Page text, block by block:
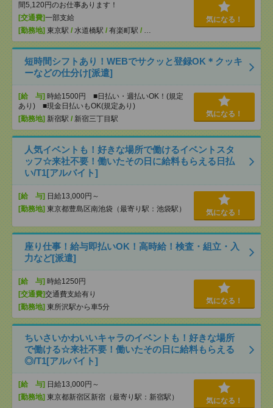
間5,120円のお仕事あります！
[交通費]一部支給
[勤務地] 東京駅 / 水道橋駅 / 有楽町駅 / …
気になる！
短時間シフトあり！WEBでサクッと登録OK＊クッキ
ーなどの仕分け[派遣]
[給 与] 時給1500円 ■日払い・週払いOK！(規定
あり) ■現金日払いもOK(規定あり)
[勤務地] 新宿駅 / 新宿三丁目駅
気になる！
人気イベントも！好きな場所で働けるイベントスタ
ッフ☆来社不要！働いたその日に給料もらえる日払
い/T1[アルバイト]
[給 与] 日給13,000円～
[勤務地] 東京都豊島区南池袋（最寄り駅：池袋駅） 気になる！
座り仕事！給与即払いOK！高時給！検査・組立・入
力など[派遣]
[給 与] 時給1250円
[交通費]交通費支給有り
[勤務地] 東所沢駅から車5分
気になる！
ちいさいかわいいキャラのイベントも！好きな場所
で働ける☆来社不要！働いたその日に給料もらえる
◎/T1[アルバイト]
[給 与] 日給13,000円～
[勤務地] 東京都新宿区新宿（最寄り駅：新宿駅） 気になる！